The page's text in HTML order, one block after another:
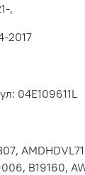
,
2017
04E109611L
B19160,